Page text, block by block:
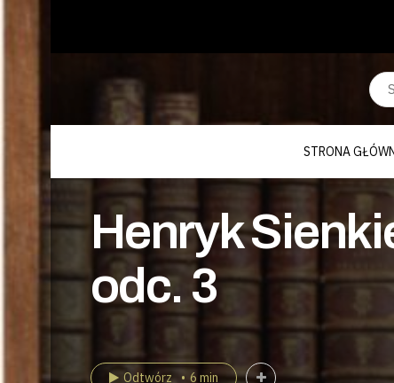
STRONA
Henryk
odc. 3
Odtwórz 6 min